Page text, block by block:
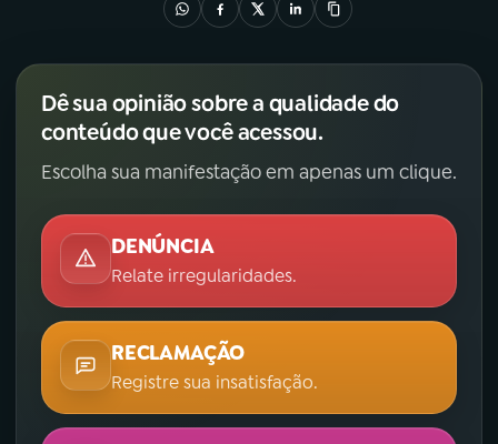
Dê sua opinião sobre a qualidade do
conteúdo que você acessou.
Escolha sua manifestação em apenas um clique.
DENÚNCIA
Relate irregularidades.
RECLAMAÇÃO
Registre sua insatisfação.